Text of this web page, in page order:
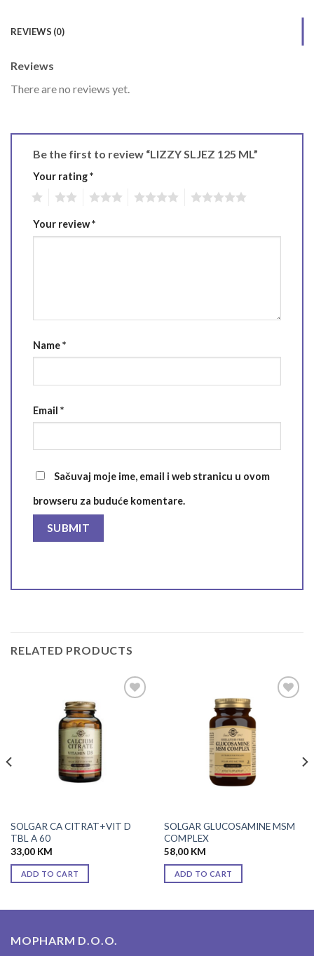
REVIEWS (0)
Reviews
There are no reviews yet.
Be the first to review “LIZZY SLJEZ 125 ML”
Your rating*
Your review*
Name*
Email *
Sačuvaj moje ime, email i web stranicu u ovom
browseru za buduće komentare.
RELATED PRODUCTS
SOLGAR CA CITRAT+VIT D
TBL A 60
33,00 KM
ADD TO CART
SOLGAR GLUCOSAMINE MSM
COMPLEX
58,00 KM
ADD TO CART
MOPHARM D.O.O.